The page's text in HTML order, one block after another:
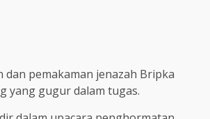
dan pemakaman jenazah Bripka
yang gugur dalam tugas.